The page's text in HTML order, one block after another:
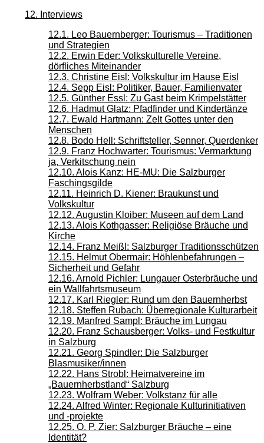
12. Interviews
12.1. Leo Bauernberger: Tourismus – Traditionen
und Strategien
12.2. Erwin Eder: Volkskulturelle Vereine,
dörfliches Miteinander
12.3. Christine Eisl: Volkskultur im Hause Eisl
12.4. Sepp Eisl: Politiker, Bauer, Familienvater
12.5. Günther Essl: Zu Gast beim Krimpelstätter
12.6. Hadmut Glatz: Pfadfinder und Kindertänze
12.7. Ewald Hartmann: Zelt Gottes unter den
Menschen
12.8. Bodo Hell: Schriftsteller, Senner, Querdenker
12.9. Franz Hochwarter: Tourismus: Vermarktung
ja, Verkitschung nein
12.10. Alois Kanz: HE-MU: Die Salzburger
Faschingsgilde
12.11. Heinrich D. Kiener: Braukunst und
Volkskultur
12.12. Augustin Kloiber: Museen auf dem Land
12.13. Alois Kothgasser: Religiöse Bräuche und
Kirche
12.14. Franz Meißl: Salzburger Traditionsschützen
12.15. Helmut Obermair: Höhlenbefahrungen –
Sicherheit und Gefahr
12.16. Arnold Pichler: Lungauer Osterbräuche und
ein Wallfahrtsmuseum
12.17. Karl Riegler: Rund um den Bauernherbst
12.18. Steffen Rubach: Überregionale Kulturarbeit
12.19. Manfred Sampl: Bräuche im Lungau
12.20. Franz Schausberger: Volks- und Festkultur
in Salzburg
12.21. Georg Spindler: Die Salzburger
Blasmusiker/innen
12.22. Hans Strobl: Heimatvereine im
„Bauernherbstland“ Salzburg
12.23. Wolfram Weber: Volkstanz für alle
12.24. Alfred Winter: Regionale Kulturinitiativen
und -projekte
12.25. O. P. Zier: Salzburger Bräuche – eine
Identität?